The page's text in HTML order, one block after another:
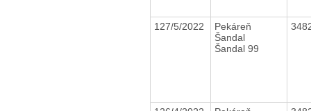
127/5/2022
Pekáreň
Šandal
Šandal 99